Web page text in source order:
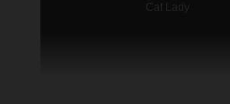
Cat Lady